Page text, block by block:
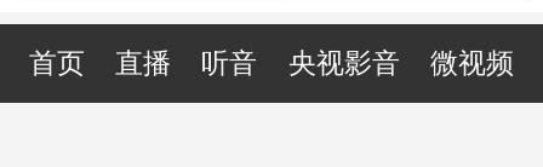
首页 直播 听音 央视影音 微视频